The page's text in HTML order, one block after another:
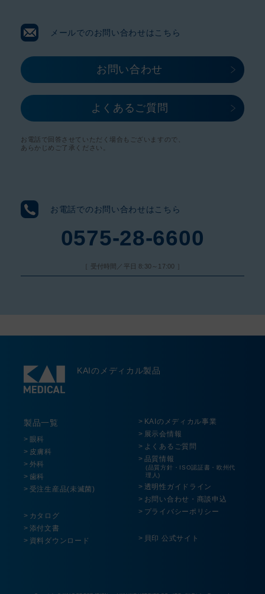
メールでのお問い合わせはこちら
お問い合わせ​
よくあるご質問
お電話で回答させていただく場合もございますので、
あらかじめご了承ください。
お電話でのお問い合わせはこちら
0575-28-6600
［ 受付時間／平日 8:30～17:00 ］
KAIのメディカル製品
製品一覧
眼科
皮膚科
外科
歯科
受注生産品(未滅菌)
カタログ
添付文書
資料ダウンロード
KAIのメディカル事業
展示会情報
よくあるご質問
品質情報
(品質方針・ISO認証書・欧州代
理人)
透明性ガイドライン
お問い合わせ・商談申込
プライバシーポリシー
貝印 公式サイト